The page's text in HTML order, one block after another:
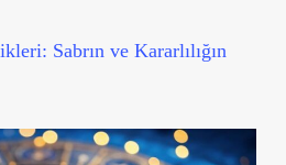
Sabrın ve Kararlılığın